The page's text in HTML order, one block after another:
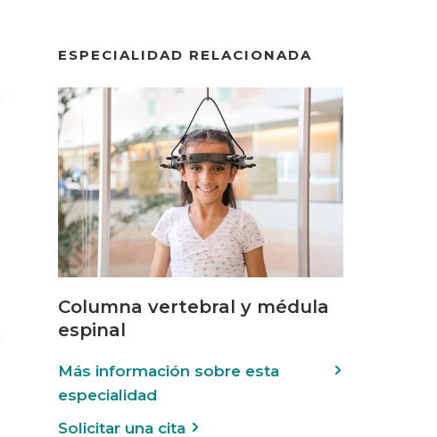
ESPECIALIDAD RELACIONADA
Columna vertebral y médula
espinal
Más información sobre esta
especialidad
Solicitar una cita